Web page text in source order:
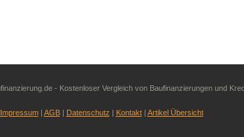
- Kostenloser Vergleich von Baufinanzierungen und
Impressum AGB Datenschutz Kontakt Artikel Übersicht